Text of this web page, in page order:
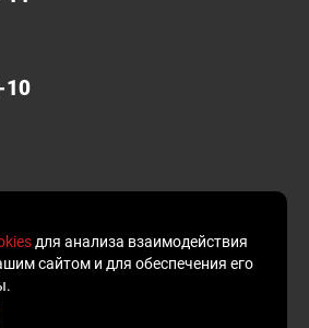
10
для анализа взаимодействия
сайтом и для обеспечения его